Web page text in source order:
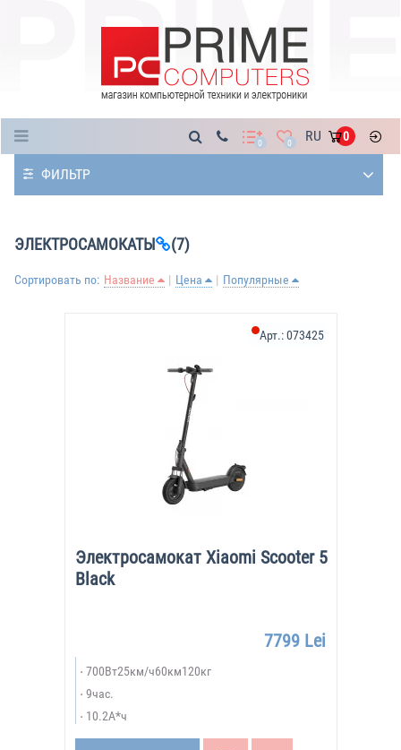
0 0 RU 0
ФИЛЬТР
ЭЛЕКТРОСАМОКАТЫ (7)
Сортировать по: Название Цена Популярные
Электросамокат Xiaomi Scooter 5
Black
Арт.:073425
7799 Lei
700Вт25км/ч60км120кг
9час.
10.2А*ч